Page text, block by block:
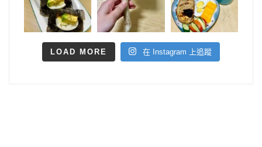
LOAD MORE 在 Instagram 上追蹤